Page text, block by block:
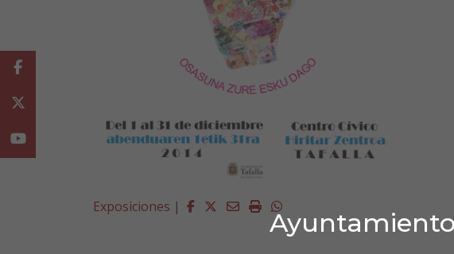
Exposiciones | Facebook
Twitter
EmailImprimirWhatsapp
Facebook
Youtube